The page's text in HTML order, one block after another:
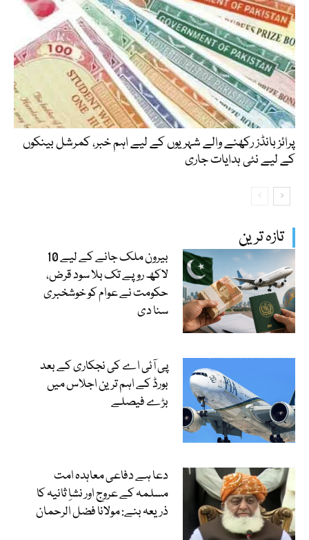
تازہ ترین
بیرون ملک جانے کے لیے 10
لاکھ روپے تک بلا سود قرض،
حکومت نے عوام کو خوشخبری
سنا دی
پی آئی اے کی نجکاری کے بعد
بورڈ کے اہم ترین اجلاس میں
بڑے فیصلے
دعا ہے دفاعی معاہدہ امت
مسلمہ کے عروج اور نشاِ ثانیہ کا
ذریعہ بنے: مولانا فضل الرحمان
پرائز بانڈز رکھنے والے شہریوں کے لیے اہم خبر، کمرشل بینکوں
کے لیے نئی ہدایات جاری